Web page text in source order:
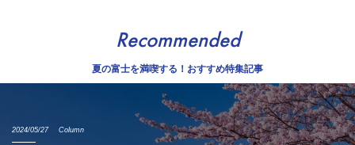
Recommended
夏の富士を満喫する！おすすめ特集記事
2024/05/27 Column